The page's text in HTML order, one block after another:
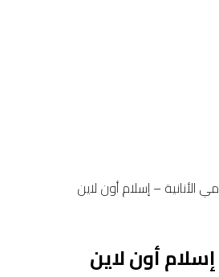
الأنانية – إسلام أون لاين
أون لاين